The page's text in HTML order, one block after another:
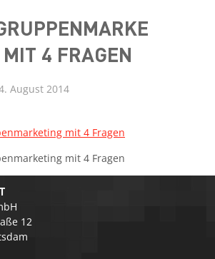
4 FRAGEN
August 2014
mit 4 Fragen
mit 4 Fragen
12